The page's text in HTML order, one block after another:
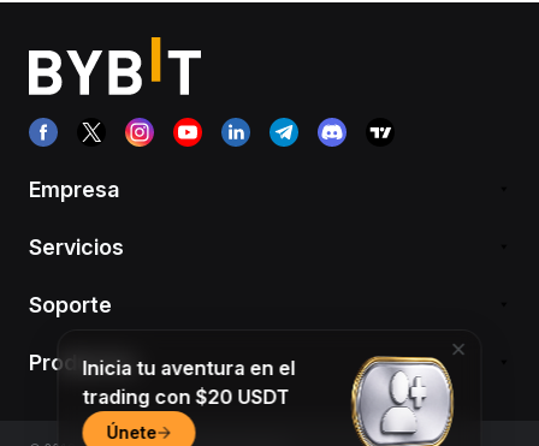
Empresa
Servicios
Soporte
ProductosInicia tu aventura en el
trading con $20 USDT
Únete